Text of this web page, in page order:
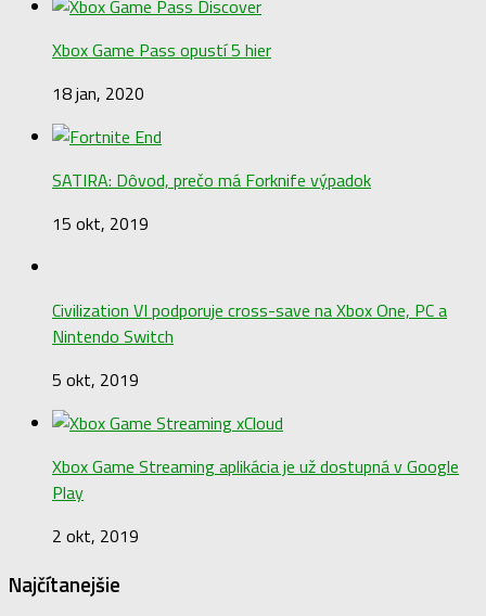
Xbox Game Pass opustí 5 hier
18 jan, 2020
SATIRA: Dôvod, prečo má Forknife výpadok
15 okt, 2019
Civilization VI podporuje cross-save na Xbox One, PC a
Nintendo Switch
5 okt, 2019
Xbox Game Streaming aplikácia je už dostupná v Google
Play
2 okt, 2019
Najčítanejšie